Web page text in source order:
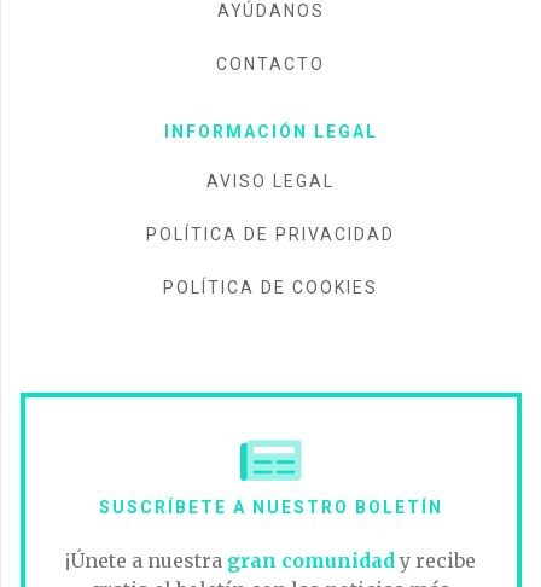
AYÚDANOS
CONTACTO
INFORMACIÓN LEGAL
AVISO LEGAL
POLÍTICA DE PRIVACIDAD
POLÍTICA DE COOKIES
SUSCRÍBETE A NUESTRO BOLETÍN
¡Únete a nuestra gran comunidady recibe